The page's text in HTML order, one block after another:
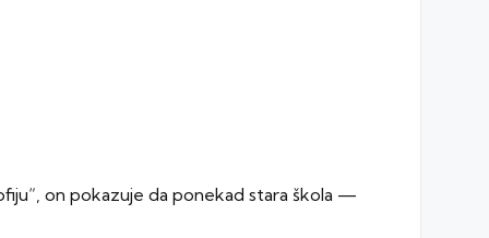
on pokazuje da ponekad stara škola —